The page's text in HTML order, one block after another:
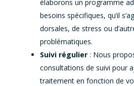
élaborons un programme
besoins spécifiques, qu’il
dorsales, de stress ou
problématiques.
Suivi régulier: Nous
consultations de suivi pour
traitement en fonction de